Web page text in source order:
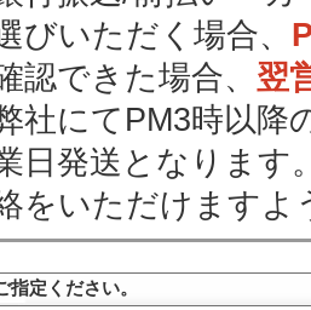
びいただく場合、
認できた場合、 翌
社にてPM3時以降
日発送となります
をいただけますよ
指定ください。